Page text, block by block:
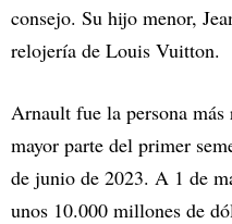
consejo. Su hijo menor,
relojería de Louis Vuitton.
Arnault fue la persona
mayor parte del primer
de junio de 2023. A 1 de
unos 10.000 millones de